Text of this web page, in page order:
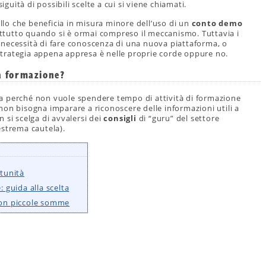
di possibili scelte a cui si viene chiamati.
che beneficia in misura minore dell’uso di un conto demo
quando si è ormai compreso il meccanismo. Tuttavia i
di fare conoscenza di una nuova piattaforma, o
appena appresa è nelle proprie corde oppure no.
perché non vuole spendere tempo di attività di formazione
bisogna imparare a riconoscere delle informazioni utili a
si scelga di avvalersi deiconsigli di “guru” del settore
cautela).
guida alla scelta
piccole somme